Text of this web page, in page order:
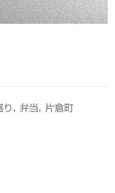
り 弁当 片倉町